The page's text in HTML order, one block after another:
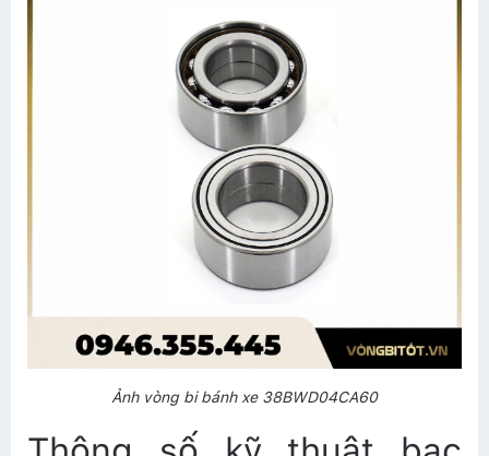
Ảnh vòng bi bánh xe 38BWD04CA60